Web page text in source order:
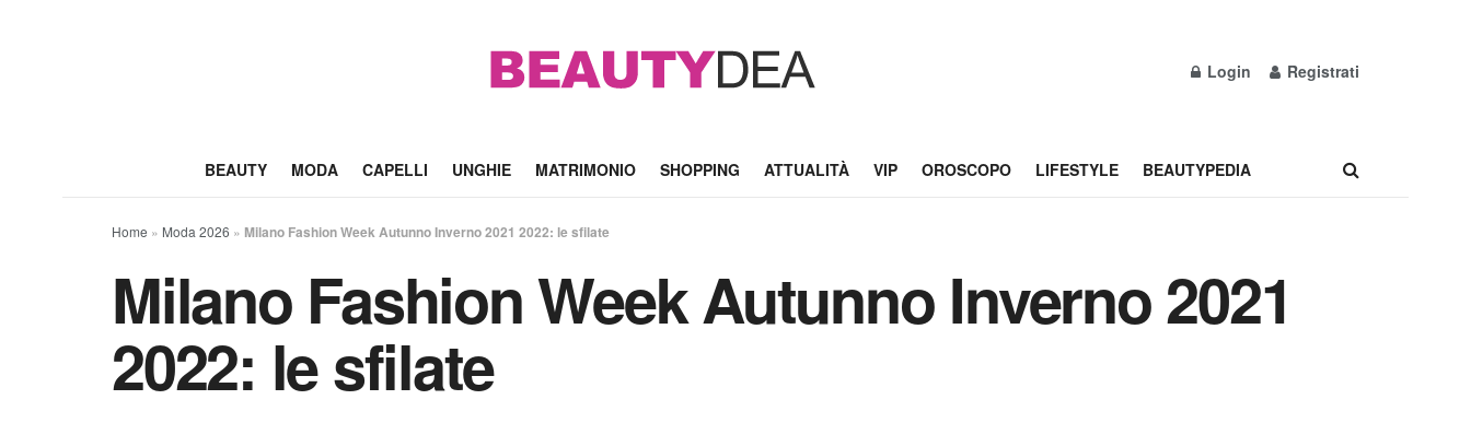
Login Registrati
BEAUTY MODA CAPELLI UNGHIE MATRIMONIO SHOPPING ATTUALITÀ VIP OROSCOPO LIFESTYLE BEAUTYPEDIA
Home » Moda 2026 » Milano Fashion Week Autunno Inverno 2021 2022: le sfilate
Milano Fashion Week Autunno Inverno 2021
2022: le sfilate